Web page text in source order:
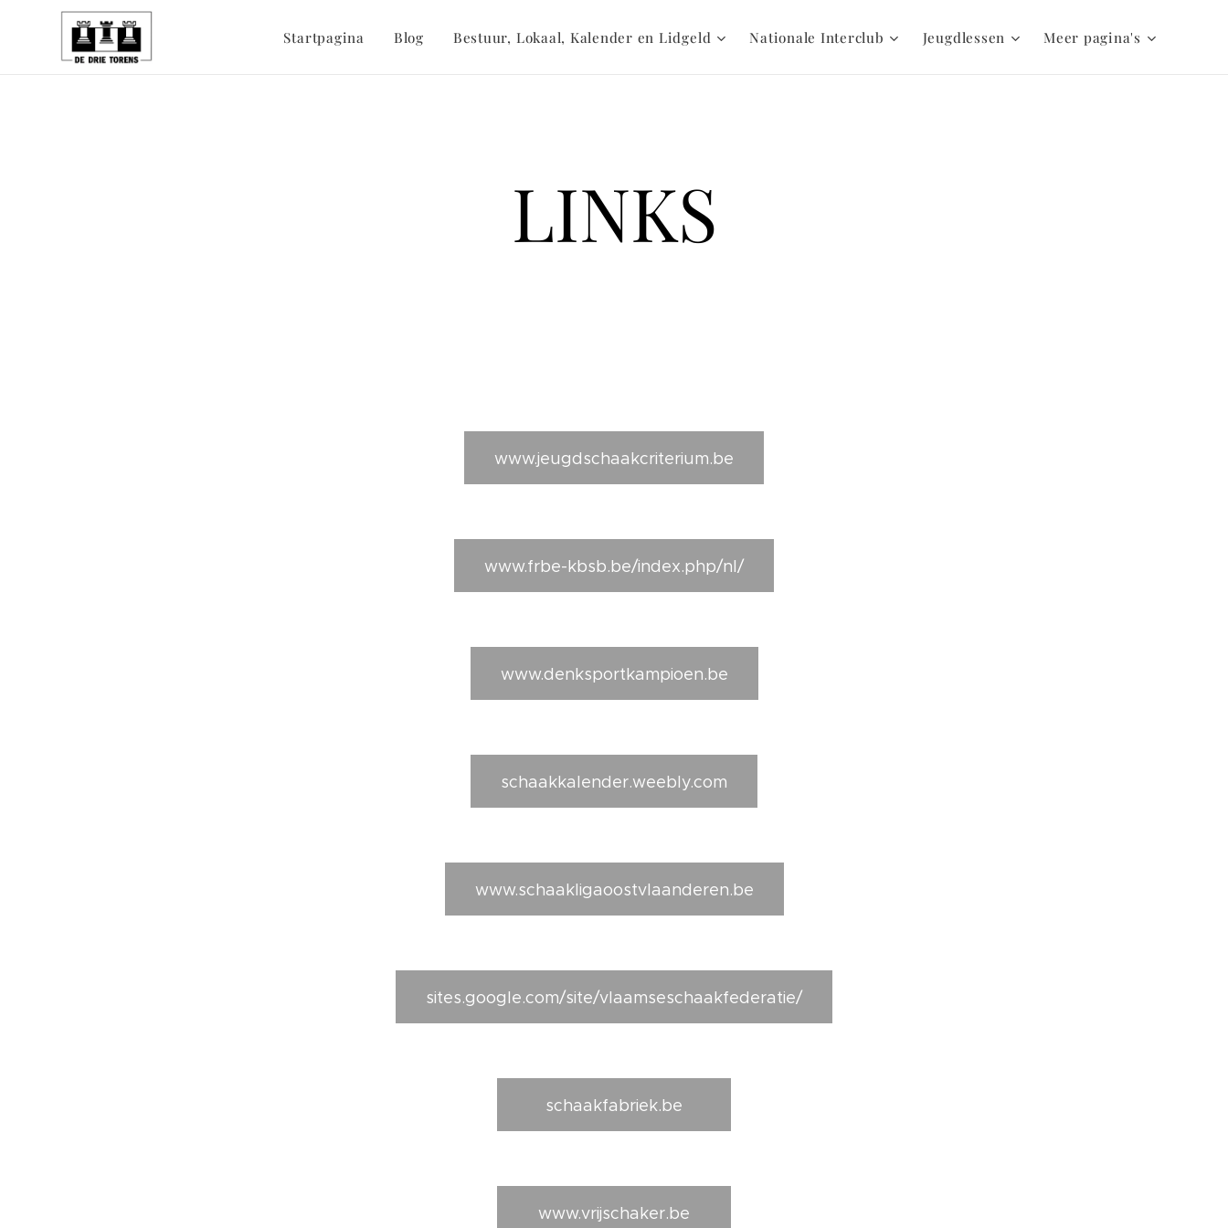
Startpagina Blog Bestuur, Lokaal, Kalender en Lidgeld Nationale Interclub Jeugdlessen Meer pagina's
LINKS
www.jeugdschaakcriterium.be
www.frbe-kbsb.be/index.php/nl/
www.denksportkampioen.be
schaakkalender.weebly.com
www.schaakligaoostvlaanderen.be
sites.google.com/site/vlaamseschaakfederatie/
schaakfabriek.be
www.vrijschaker.be